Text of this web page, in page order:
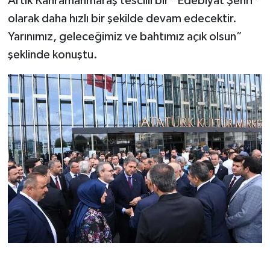
olarak daha hızlı bir şekilde devam edecektir.
Yarınımız, geleceğimiz ve bahtımız açık olsun”
şeklinde konuştu.